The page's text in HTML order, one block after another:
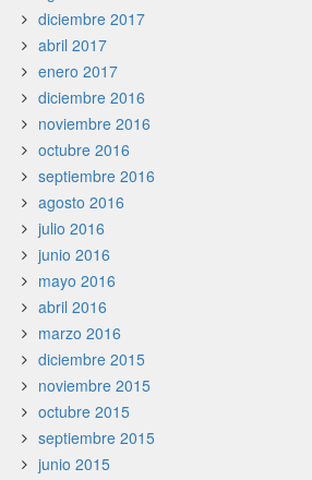
diciembre 2017
abril 2017
enero 2017
diciembre 2016
noviembre 2016
octubre 2016
septiembre 2016
agosto 2016
julio 2016
junio 2016
mayo 2016
abril 2016
marzo 2016
diciembre 2015
noviembre 2015
octubre 2015
septiembre 2015
junio 2015